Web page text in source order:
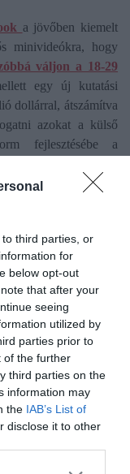
third parties, or
for
below opt-out
that after your
seeing
utilized by
parties prior to
of the further
third parties on the
information may
the IAB’s List of
disclose it to other
or more Google
a jövőben kiemelt
minivideókra, hogy
váljon a 18-29
egy új kutatási
dollárral, átszámítva
azokat a külső
fejlesztésébe a
alapuló eszközök,
is létre hozott a cég.
év folyamán. Az
a minivideók és a
hanem éveket fog
a felhasználókat és a
hogy milyen
a cég.
bevétel